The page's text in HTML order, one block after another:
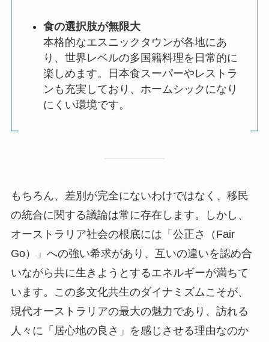
食の選択肢が無限大
本格的なエスニックタウンが各地にあ
り、世界レベルの多国籍料理を日常的に
楽しめます。日本食スーパーやレストラ
ンも充実しており、ホームシックになり
にくい環境です。
もちろん、差別が完全にないわけではなく、移民
の統合に関する議論は常に存在します。しかし、
オーストラリア社会の根底には「公正さ（Fair
Go）」への強い希求があり、互いの違いを認め合
いながら共に生きようとするエネルギーが満ちて
います。この多文化共生のダイナミズムこそが、
現代オーストラリアの最大の魅力であり、訪れる
人々に「居心地の良さ」を感じさせる理由なのか